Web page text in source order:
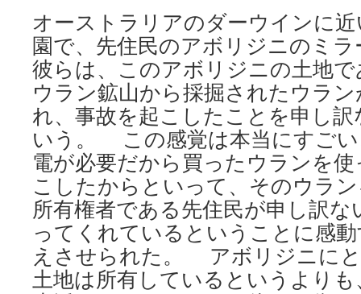
オーストラリアのダーウインに
園で、先住民のアボリジニのミ
彼らは、このアボリジニの土地
ウラン鉱山から採掘されたウラ
れ、事故を起こしたことを申し
いう。 この感覚は本当にすごい
電が必要だから買ったウランを
こしたからといって、そのウラ
所有権者である先住民が申し訳
ってくれているということに感
えさせられた。 アボリジニに
土地は所有しているというより